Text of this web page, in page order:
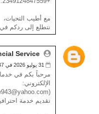
مع أطيب التحيات،
نتطلع إلى ردكم
Service
31 يوليو 2026 في 9:47 ص
مرحباً بكم في
الإلكتروني:
تقديم خدمة